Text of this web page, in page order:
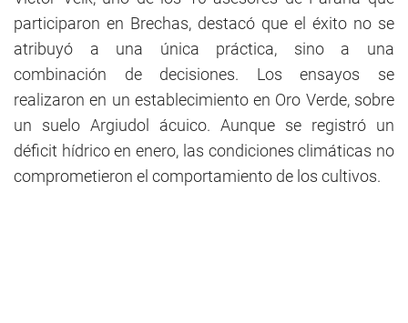
participaron en Brechas, destacó que el éxito no se
atribuyó a una única práctica, sino a una
combinación de decisiones. Los ensayos se
realizaron en un establecimiento en Oro Verde, sobre
un suelo Argiudol ácuico. Aunque se registró un
déficit hídrico en enero, las condiciones climáticas no
comprometieron el comportamiento de los cultivos.